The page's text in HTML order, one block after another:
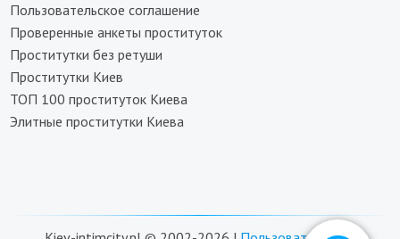
Пользовательское соглашение
Проверенные анкеты проституток
Проститутки без ретуши
Проститутки Киев
ТОП 100 проституток Киева
Элитные проститутки Киева